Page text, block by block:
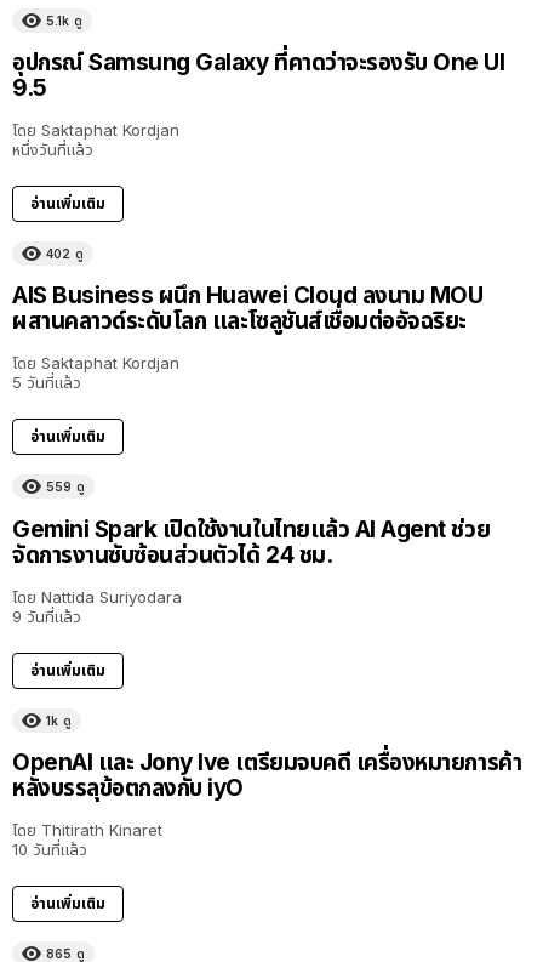
5.1k ดู
อุปกรณ์ Samsung Galaxy ที่คาดว่าจะรองรับ One UI
9.5
โดย Saktaphat Kordjan
หนึ่งวันที่แล้ว
อ่านเพิ่มเติม
402 ดู
AIS Business ผนึก Huawei Cloud ลงนาม MOU
ผสานคลาวด์ระดับโลก และโซลูชันส์เชื่อมต่ออัจฉริยะ
โดย Saktaphat Kordjan
5 วันที่แล้ว
อ่านเพิ่มเติม
559 ดู
Gemini Spark เปิดใช้งานในไทยแล้ว AI Agent ช่วย
จัดการงานซับซ้อนส่วนตัวได้ 24 ชม.
โดย Nattida Suriyodara
9 วันที่แล้ว
อ่านเพิ่มเติม
1k ดู
OpenAI และ Jony Ive เตรียมจบคดี เครื่องหมายการค้า
หลังบรรลุข้อตกลงกับ iyO
โดย Thitirath Kinaret
10 วันที่แล้ว
อ่านเพิ่มเติม
865 ดู